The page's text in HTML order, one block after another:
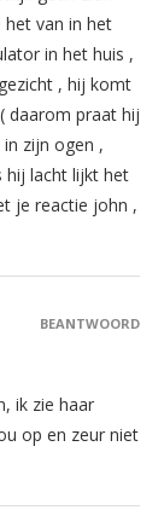
van in het
in het huis ,
, hij komt
daarom praat hij
zijn ogen ,
hij lacht lijkt het
je reactie john ,
ik zie haar
op en zeur niet
BEANTWOORD